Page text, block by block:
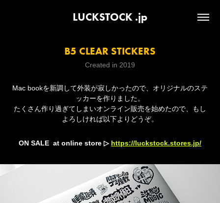
LUCKSTOCK .jp
B5 CLEAR STICKERS
Created in 2019
Mac bookを新調して外装が寂しかったので、オリジナルのステ
ッカーを作りました。
たくさん作り過ぎてしまいオンライン販売を始めたので、もし
よろしければ以下よりどうぞ。
ON SALE at online store ▷ https://luckstock.stores.jp/